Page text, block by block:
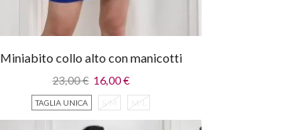
Miniabito collo alto con manicotti
23,00€ 16,00€
TAGLIA UNICA S/M M/L